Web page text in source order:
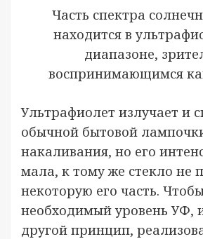
Часть спектра
находится в
диапазоне,
воспринимающимся
Ультрафиолет излучает и
обычной бытовой
накаливания, но его
мала, к тому же стекло не
некоторую его часть.
необходимый уровень УФ,
другой принцип,